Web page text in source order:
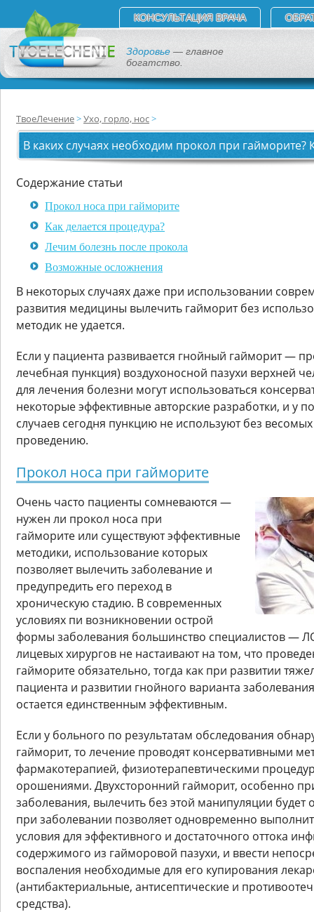
КОНСУЛЬТАЦИЯ ВРАЧА
Здоровье — главное
богатство.
ТвоеЛечение Ухо, горло, нос
В каких случаях необходим прокол при
Содержание статьи
Прокол носа при гайморите
Как делается процедура?
Лечим болезнь после прокола
Возможные осложнения
В некоторых случаях даже при использовании
развития медицины вылечить гайморит без
методик не удается.
Если у пациента развивается гнойный гайморит —
лечебная пункция) воздухоносной пазухи верхней
для лечения болезни могут использоваться
некоторые эффективные авторские разработки, и у
случаев сегодня пункцию не используют без
проведению.
Прокол носа при гайморите
Очень часто пациенты сомневаются —
нужен ли прокол носа при
гайморите или существуют эффективные
методики, использование которых
позволяет вылечить заболевание и
предупредить его переход в
хроническую стадию. В современных
условиях пи возникновении острой
формы заболевания большинство специалистов —
лицевых хирургов не настаивают на том, что
гайморите обязательно, тогда как при развитии
пациента и развитии гнойного варианта
остается единственным эффективным.
Если у больного по результатам обследования
гайморит, то лечение проводят консервативными
фармакотерапией, физиотерапевтическими
орошениями. Двухсторонний гайморит, особенно
заболевания, вылечить без этой манипуляции
при заболевании позволяет одновременно
условия для эффективного и достаточного оттока
содержимого из гайморовой пазухи, и ввести
воспаления необходимые для его купирования
(антибактериальные, антисептические и
средства).